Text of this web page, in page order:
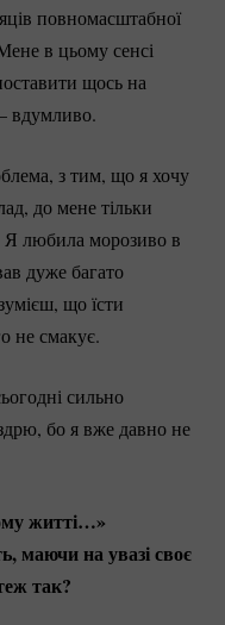
повномасштабної
в цьому сенсі
щось на
вдумливо.
з тим, що я хочу
до мене тільки
Я любила морозиво в
дуже багато
що їсти
не смакує.
сильно
бо я вже давно не
житті…»
маючи на увазі своє
так?